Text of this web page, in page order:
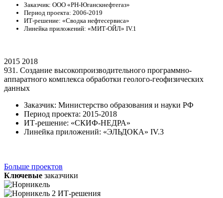
Заказчик: ООО «РН-Юганскнефтегаз»
Период проекта: 2006-2019
ИТ-решение: «Сводка нефтесервиса»
Линейка приложений: «МИТ-ОЙЛ» IV.1
2015 2018
931. Создание высокопроизводительного программно-
аппаратного комплекса обработки геолого-геофизических
данных
Заказчик: Министерство образования и науки РФ
Период проекта: 2015-2018
ИТ-решение: «СКИФ-НЕДРА»
Линейка приложений: «ЭЛЬДОКА» IV.3
Больше проектов
Ключевые заказчики
2 ИТ-решения